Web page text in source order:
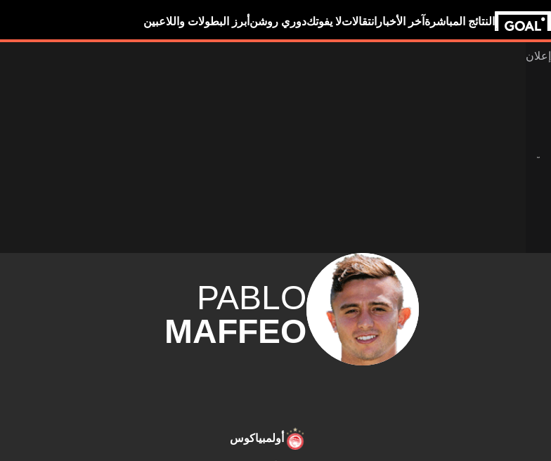
النتائج المباشرة آخر الأخبار انتقالاتلا يفوتكدوري روشن أبرز البطولات واللاعبين
PABLO
MAFFEO
أولمبياكوس